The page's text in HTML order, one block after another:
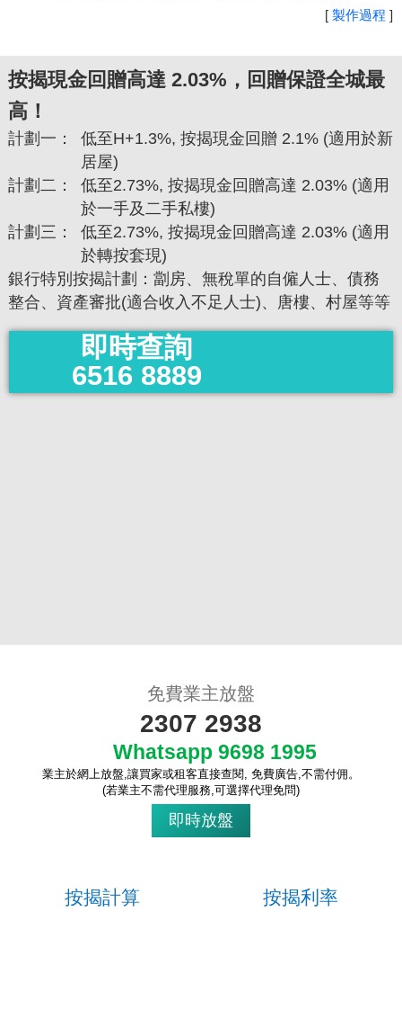
[ 製作過程 ]
按揭現金回贈高達 2.03%，回贈保證全城最
高！
計劃一：
低至H+1.3%, 按揭現金回贈 2.1% (適用於新
居屋)
計劃二：
低至2.73%, 按揭現金回贈高達 2.03% (適用
於一手及二手私樓)
計劃三：
低至2.73%, 按揭現金回贈高達 2.03% (適用
於轉按套現)
銀行特別按揭計劃：劏房、無稅單的自僱人士、債務
整合、資產審批(適合收入不足人士)、唐樓、村屋等等
即時查詢
6516 8889
免費業主放盤
2307 2938
Whatsapp 9698 1995
業主於網上放盤,讓買家或租客直接查閱, 免費廣告,不需付佣。
(若業主不需代理服務,可選擇代理免問)
即時放盤
按揭計算 按揭利率